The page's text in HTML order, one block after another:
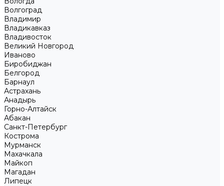
Волгоград
Владимир
Владикавказ
Владивосток
Великий Новгород
Иваново
Биробиджан
Белгород
Барнаул
Астрахань
Анадырь
Горно-Алтайск
Абакан
Санкт-Петербург
Кострома
Мурманск
Махачкала
Майкоп
Магадан
Липецк